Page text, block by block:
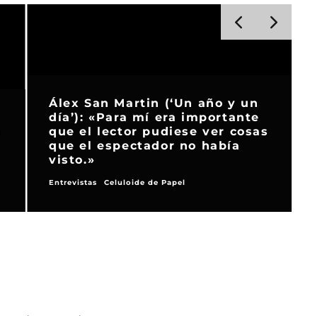
Álex San Martin (‘Un año y un
día’): «Para mí era importante
que el lector pudiese ver cosas
que el espectador no había
visto.»
Entrevistas Celuloide de Papel